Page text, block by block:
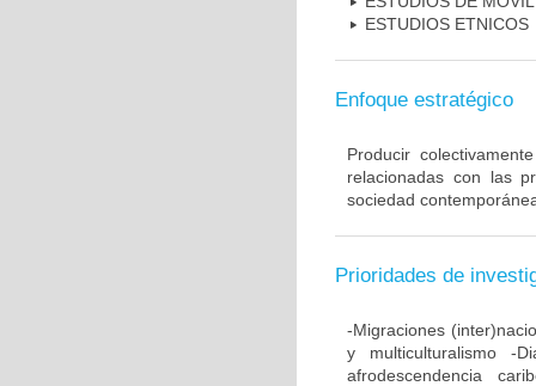
ESTUDIOS ETNICOS
Enfoque estratégico
Producir
relacionadas con las
sociedad
Prioridades de
-Migraciones
y multiculturalismo -
afrodescendencia